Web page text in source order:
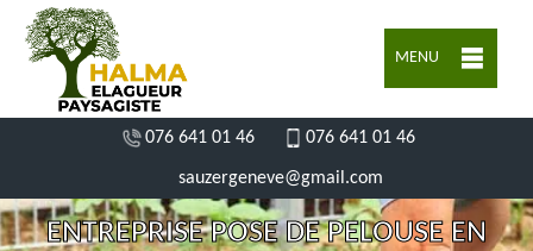
MENU
076 641 01 46 076 641 01 46
sauzergeneve@gmail.com
ENTREPRISE POSE DE PELOUSE EN